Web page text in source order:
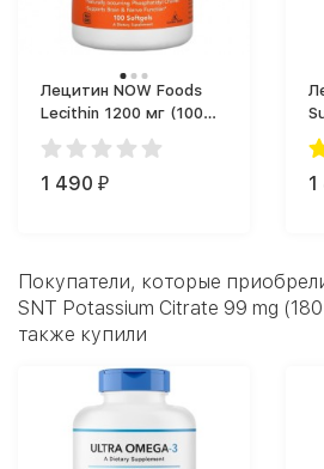
Лецитин NOW Foods
Lecithin 1200 мг (100
капс.)
1 490 ₽
Покупатели, которые
SNT Potassium Citrate 99 mg
также купили